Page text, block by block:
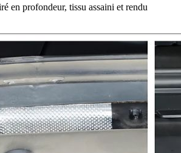
en profondeur, tissu assaini et rendu